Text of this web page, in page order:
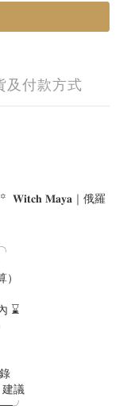
及付款方式
𝐖𝐢𝐭𝐜𝐡 𝐌𝐚𝐲𝐚｜俄羅
）
⌛️
建議